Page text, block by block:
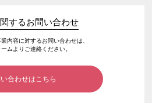
するお問い合わせ
内容に対するお問い合わせは、
ムよりご連絡ください。
合わせはこちら